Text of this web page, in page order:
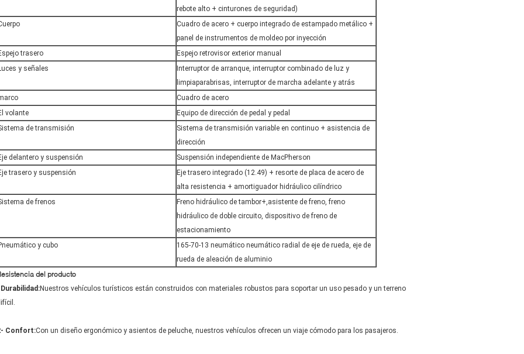
rebote alto + cinturones de seguridad)
Cuadro de acero + cuerpo integrado de estampado metálico +
panel de instrumentos de moldeo por inyección
trasero
Espejo retrovisor exterior manual
y señales
Interruptor de arranque, interruptor combinado de luz y
limpiaparabrisas, interruptor de marcha adelante y atrás
Cuadro de acero
volante
Equipo de dirección de pedal y pedal
de transmisión
Sistema de transmisión variable en continuo + asistencia de
dirección
delantero y suspensión
Suspensión independiente de MacPherson
trasero y suspensión
Eje trasero integrado (12.49) + resorte de placa de acero de
alta resistencia + amortiguador hidráulico cilíndrico
de frenos
Freno hidráulico de tambor+,asistente de freno, freno
hidráulico de doble circuito, dispositivo de freno de
estacionamiento
y cubo
165-70-13 neumático neumático radial de eje de rueda, eje de
rueda de aleación de aluminio
del producto
Nuestros vehículos turísticos están construidos con materiales robustos para soportar un uso pesado y un terreno
Confort:Con un diseño ergonómico y asientos de peluche, nuestros vehículos ofrecen un viaje cómodo para los pasajeros.